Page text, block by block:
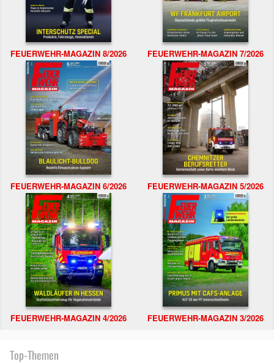
FEUERWEHR-MAGAZIN 8/2026 FEUERWEHR-MAGAZIN 7/2026
FEUERWEHR-MAGAZIN 6/2026 FEUERWEHR-MAGAZIN 5/2026
FEUERWEHR-MAGAZIN 4/2026 FEUERWEHR-MAGAZIN 3/2026
Top-Themen